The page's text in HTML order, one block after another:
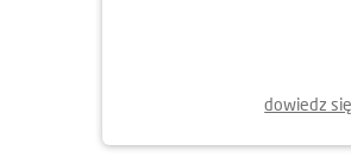
dowiedz